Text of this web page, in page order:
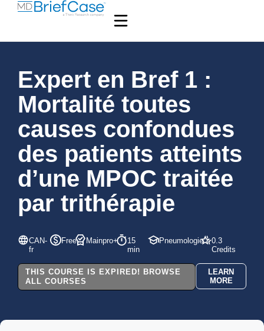
Expert en Bref 1 :
Mortalité toutes
causes confondues
des patients atteints
d’une MPOC traitée
par trithérapie
CAN-
fr
Free Mainpro+
15
min
Pneumologie
0.3
Credits
THIS COURSE IS EXPIRED! BROWSE
ALL COURSES
LEARN
MORE